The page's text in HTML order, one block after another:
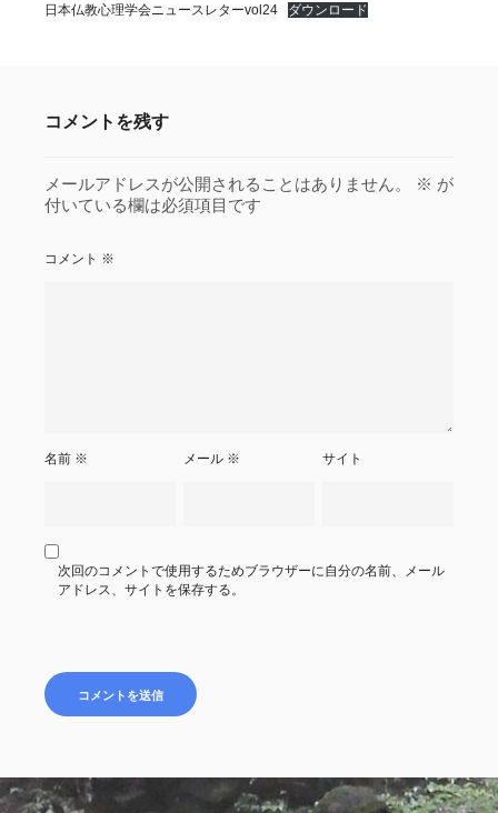
日本仏教心理学会ニュースレターvol24 ダウンロード
コメントを残す
メールアドレスが公開されることはありません。 ※ が
付いている欄は必須項目です
コメント ※
名前 ※ メール ※ サイト
次回のコメントで使用するためブラウザーに自分の名前、メール
アドレス、サイトを保存する。